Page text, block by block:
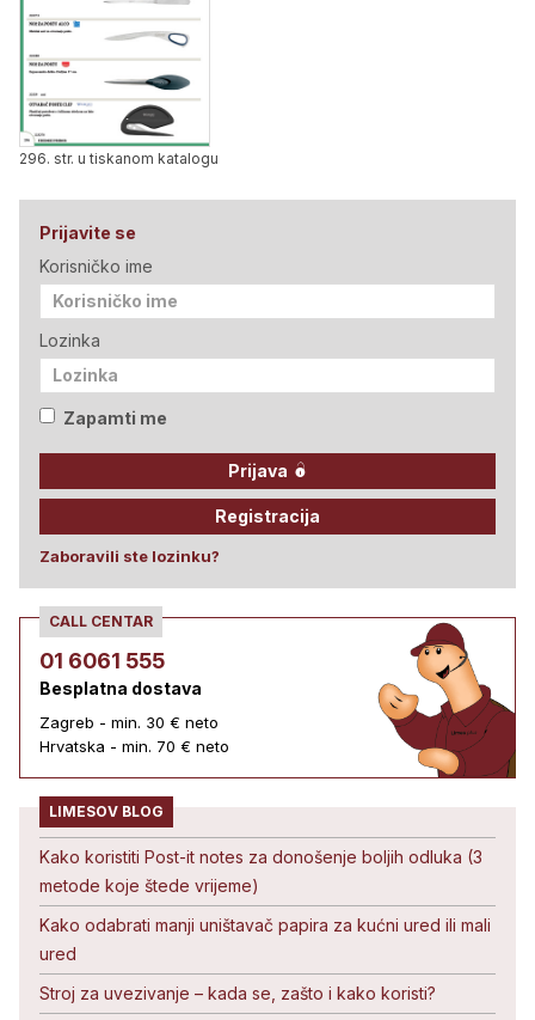
296. str. u tiskanom katalogu
Prijavite se
Korisničko ime
Lozinka
Zapamti me
Prijava
Registracija
Zaboravili ste lozinku?
CALL CENTAR
01 6061 555
Besplatna dostava
Zagreb - min. 30 € neto
Hrvatska - min. 70 € neto
LIMESOV BLOG
Kako koristiti Post-it notes za donošenje boljih odluka (3
metode koje štede vrijeme)
Kako odabrati manji uništavač papira za kućni ured ili mali
ured
Stroj za uvezivanje – kada se, zašto i kako koristi?